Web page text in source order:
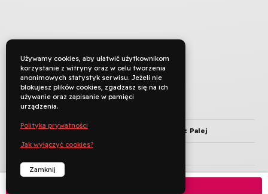
TYTUŁ ORYGINALNY
REŻYSERIA Magdalena Nieć, Mariusz Palej
ROK PRODUKCJI
Używamy cookies, aby ułatwić użytkownikom
korzystanie z witryny oraz w celu tworzenia
anonimowych statystyk serwisu. Jeżeli nie
blokujesz plików cookies, zgadzasz się na ich
używanie oraz zapisanie w pamięci
urządzenia.
Polityka prywatności
Jak wyłączyć cookies?
Zamknij